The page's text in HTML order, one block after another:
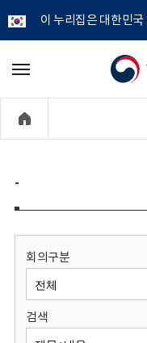
이 누리집은 대한민
개
정
보
원
메
기
-
회의구분
검색